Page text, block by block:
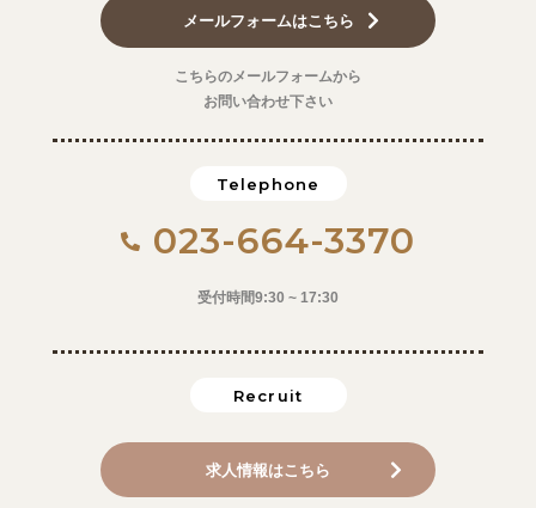
メールフォームはこちら
こちらのメールフォームから
お問い合わせ下さい
Telephone
023-664-3370
受付時間9:30 ~ 17:30
Recruit
求人情報はこちら